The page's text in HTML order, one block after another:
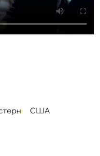
США